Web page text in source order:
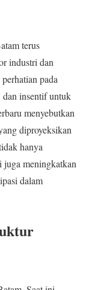
terus
industri dan
pada
dan insentif untuk
menyebutkan
diproyeksikan
hanya
juga meningkatkan
dalam